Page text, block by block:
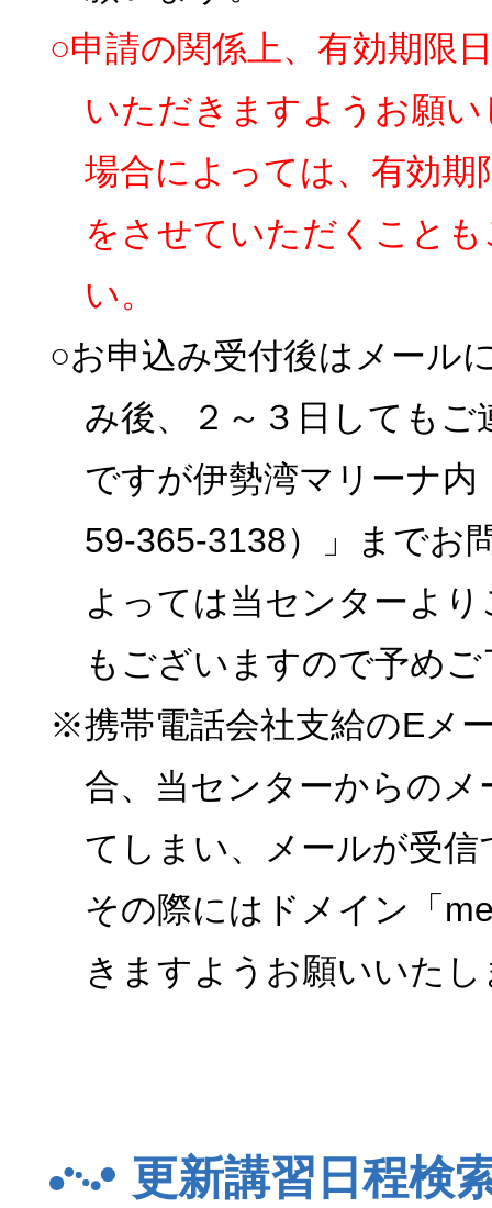
○申請の関係上、有効期限
いただきますようお願
場合によっては、有効
をさせていただくこと
い。
○お申込み受付後はメール
み後、２～３日しても
ですが伊勢湾マリーナ
59-365-3138）」までお
よっては当センターよ
もございますので予め
※携帯電話会社支給のEメ
合、当センターからの
てしまい、メールが受
その際にはドメイン「
きますようお願いいた
更新講習日程検